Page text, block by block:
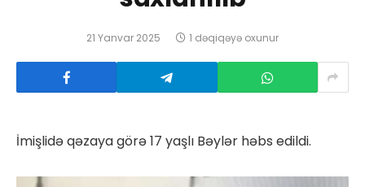
21 Yanvar 2025 1 dəqiqəyə oxunur
İmişlidə qəzaya görə 17 yaşlı Bəylər həbs edildi.